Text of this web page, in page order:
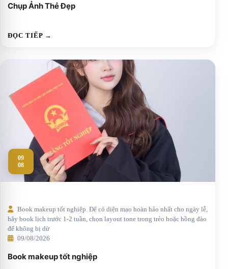
Chụp Ảnh Thẻ Đẹp
ĐỌC TIẾP →
09
08
Book makeup tốt nghiệp. Để có diện mạo hoàn hảo nhất cho ngày lễ,
hãy book lịch trước 1-2 tuần, chọn layout tone trong trẻo hoặc hồng đào
để không bị dừ
09/08/2026
Book makeup tốt nghiệp